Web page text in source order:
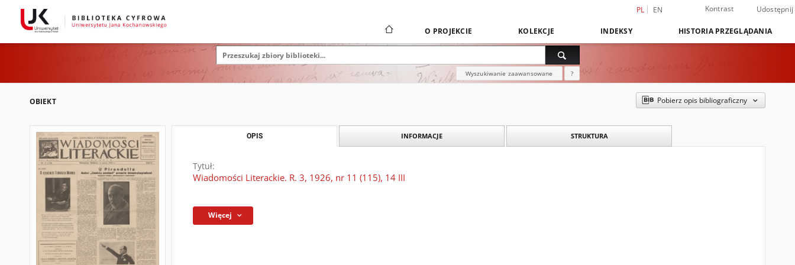
PL EN Kontrast Udostępnij
O PROJEKCIE KOLEKCJE INDEKSY HISTORIA PRZEGLĄDANIA
Wyszukiwanie zaawansowane ?
OBIEKT Pobierz opis bibliograficzny
OPIS INFORMACJE STRUKTURA
Tytuł:
Wiadomości Literackie. R. 3, 1926, nr 11 (115), 14 III
Więcej